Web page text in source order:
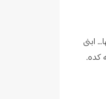
ابنى
كده.